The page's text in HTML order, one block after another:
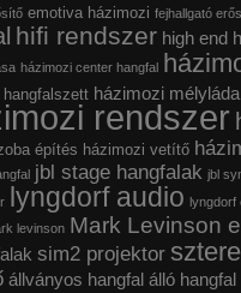
emotiva házimozi fejhallgató
hifi rendszer high end
házimozi center hangfal
hangfalszett házimozi mélyláda
rendszer
építés házimozi vetítő
jbl stage hangfalak jbl
lyngdorf audio lyngdorf
levinson Mark Levinson
sim2 projektor
állványos hangfal álló hangfal